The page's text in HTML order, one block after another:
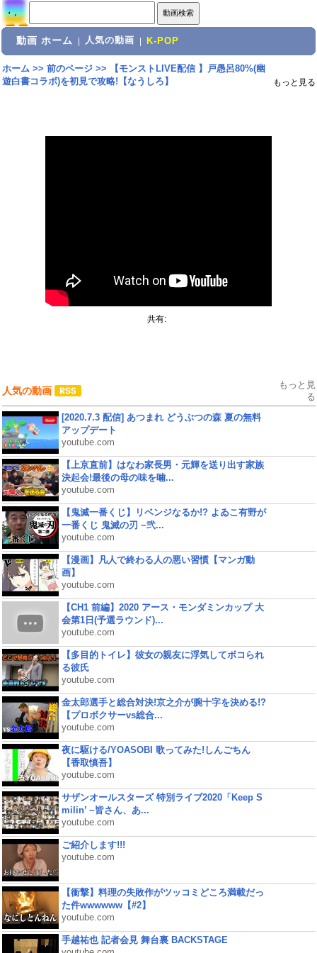
動画 ホーム 人気の動画 K-POP
ホーム>> 前のページ>>
【モンストLIVE配信 】戸愚呂80%(幽
遊白書コラボ)を初見で攻略!【なうしろ】
もっと見る
共有:
人気の動画
もっと見
る
[2020.7.3 配信] あつまれ どうぶつの森 夏の無料
アップデート
youtube.com
【上京直前】はなわ家長男・元輝を送り出す家族
決起会!最後の母の味を噛...
youtube.com
【鬼滅一番くじ】リベンジなるか!? よゐこ有野が
一番くじ 鬼滅の刃 ~弐...
youtube.com
【漫画】凡人で終わる人の悪い習慣【マンガ動
画】
youtube.com
【CH1 前編】2020 アース・モンダミンカップ 大
会第1日(予選ラウンド)...
youtube.com
【多目的トイレ】彼女の親友に浮気してボコられ
る彼氏
youtube.com
金太郎選手と総合対決!京之介が腕十字を決める!?
【プロボクサーvs総合...
youtube.com
夜に駆ける/YOASOBI 歌ってみた!しんごちん
【香取慎吾】
youtube.com
サザンオールスターズ 特別ライブ2020「Keep S
milin’ ~皆さん、あ...
youtube.com
ご紹介します!!!
youtube.com
【衝撃】料理の失敗作がツッコミどころ満載だっ
た件wwwwww【#2】
youtube.com
手越祐也 記者会見 舞台裏 BACKSTAGE